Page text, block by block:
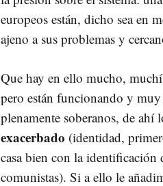
europeos están, dicho sea en
ajeno a sus problemas y
Que hay en ello mucho,
pero están funcionando y
plenamente soberanos, de
exacerbado (identidad,
casa bien con la
comunistas). Si a ello le